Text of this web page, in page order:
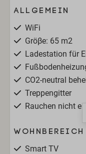
Allgemein
WiFi
Gröβe: 65 m2
Ladestation für
CO2-neutral
Treppengitter
Rauchen nicht
Wohnbereich
Smart TV